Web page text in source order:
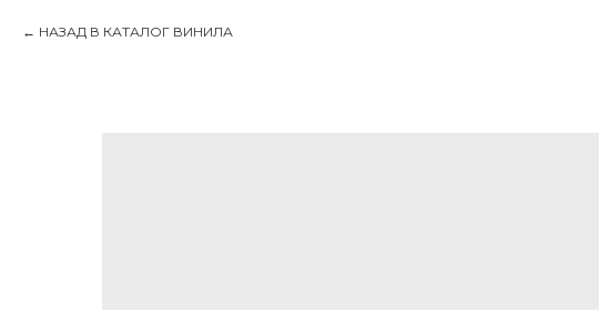
НАЗАД В КАТАЛОГ ВИНИЛА